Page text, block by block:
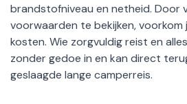
brandstofniveau en netheid. Door
voorwaarden te bekijken,
kosten. Wie zorgvuldig reist en
zonder gedoe in en kan direct
geslaagde lange camperreis.